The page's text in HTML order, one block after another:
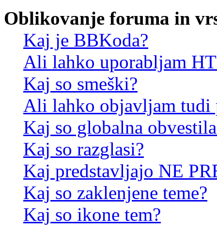
Oblikovanje foruma in
Kaj je BBKoda?
Ali lahko uporabljam
Kaj so smeški?
Ali lahko objavljam tudi
Kaj so globalna
Kaj so razglasi?
Kaj predstavljajo NE
Kaj so zaklenjene teme?
Kaj so ikone tem?